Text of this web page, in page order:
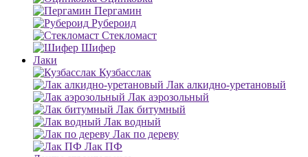
Пергамин
Рубероид
Стекломаст
Шифер
Лаки
Кузбасслак
Лак алкидно-уретановый
Лак аэрозольный
Лак битумный
Лак водный
Лак по дереву
Лак ПФ